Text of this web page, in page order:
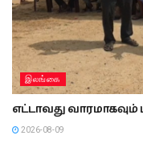
இலங்கை
எட்டாவது
2026-08-09